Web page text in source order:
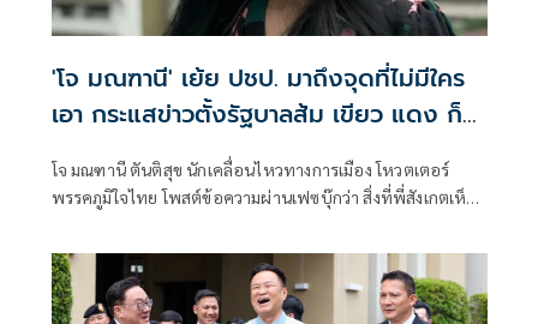
'โจ มณฑานี' เย้ย ปชป. มาถึงจุดที่ไม่มีใคร
เอา กระแสข่าวตั้งรัฐบาลส้ม เขียว แดง ก็
โจ มณฑานี ตันติสุข นักเคลื่อนไหวทางการเมือง โหวตเตอร์
พรรคภูมิใจไทย โพสต์ข้อความผ่านเฟซบุ๊กว่า สิ่งที่พี่สังเกตเห็น
ที่เป็นพรรคที่ทุกฝั่งลืมได้ไงเนี้ย